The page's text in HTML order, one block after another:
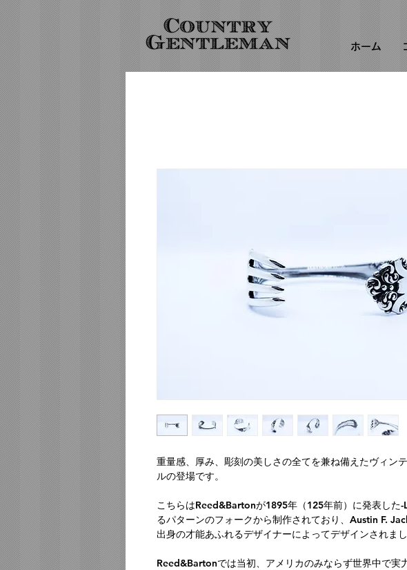
ホーム
重量感、厚み、彫刻の美しさの全てを兼ね備えたヴィン
ルの登場です。
こちらはReed&Bartonが1895年（125年前）に発表した
るパターンのフォークから制作されており、Austin F.
出身の才能あふれるデザイナーによってデザインされまし
Reed&Bartonでは当初、アメリカのみならず世界中で実